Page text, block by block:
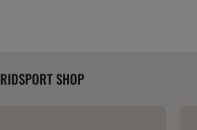
RIDSPORT SHOP